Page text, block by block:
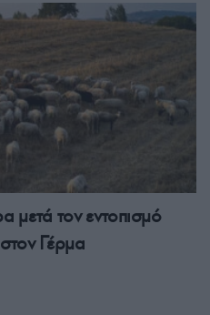
μετά τον εντοπισμό
Γέρμα